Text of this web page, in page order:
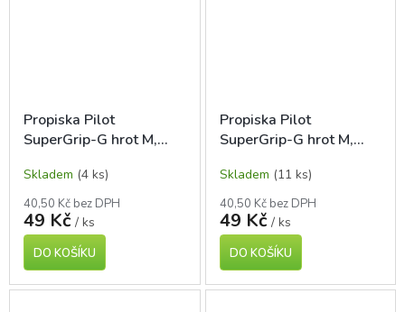
Propiska Pilot
SuperGrip-G hrot M,
Skladem (4 ks)
40,50 Kč bez DPH
49 Kč / ks
DO KOŠÍKU
Propiska Pilot
SuperGrip-G hrot M,
Skladem (11 ks)
40,50 Kč bez DPH
49 Kč / ks
DO KOŠÍKU